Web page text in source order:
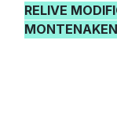
RELIVE